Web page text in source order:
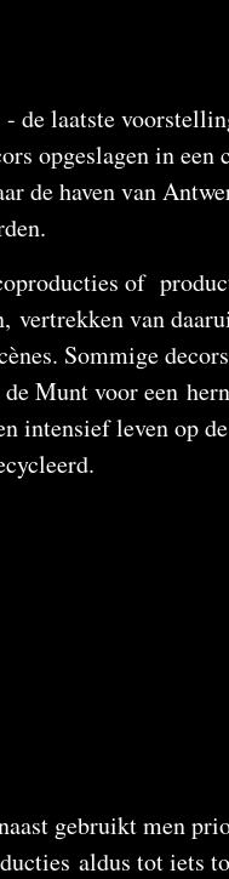
de laatste
opgeslagen in een
de haven van
of
vertrekken van
Sommige
Munt voor een
intensief leven op
gebruikt men
aldus tot iets